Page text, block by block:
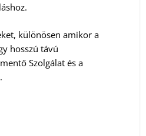
különösen amikor a
hosszú távú
Szolgálat és a